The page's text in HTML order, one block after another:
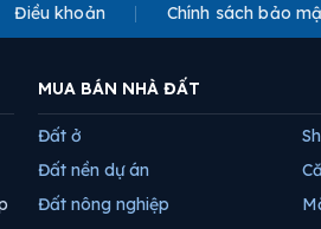
Điều khoản Chính sách bảo
MUA BÁN NHÀ ĐẤT
Đất ở
Đất nền dự án
Đất nông nghiệp